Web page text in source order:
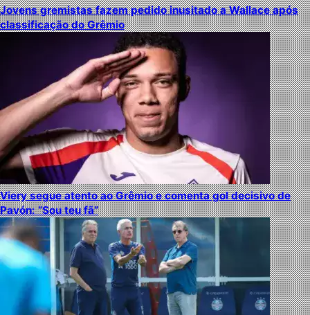
Jovens gremistas fazem pedido inusitado a Wallace após
classificação do Grêmio
Viery segue atento ao Grêmio e comenta gol decisivo de
Pavón: “Sou teu fã”